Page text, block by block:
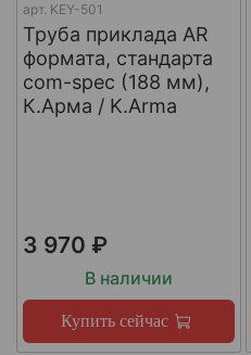
арт. KEY-501
Труба приклада AR
формата, стандарта
com-spec (188 мм),
К.Арма / K.Arma
3 970 ₽
В наличии
Купить сейчас